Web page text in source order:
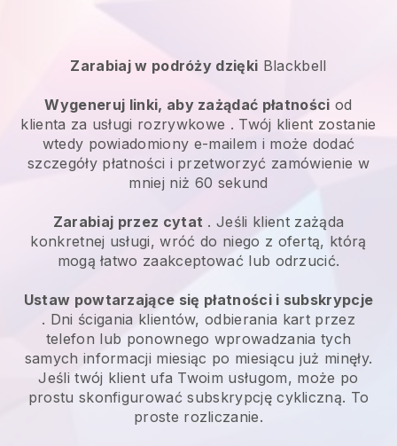
Zarabiaj w podróży dzięki Blackbell
Wygeneruj linki, aby zażądać płatności od
klienta za usługi rozrywkowe . Twój klient zostanie
wtedy powiadomiony e-mailem i może dodać
szczegóły płatności i przetworzyć zamówienie w
mniej niż 60 sekund
Zarabiaj przez cytat . Jeśli klient zażąda
konkretnej usługi, wróć do niego z ofertą, którą
mogą łatwo zaakceptować lub odrzucić.
Ustaw powtarzające się płatności i subskrypcje
. Dni ścigania klientów, odbierania kart przez
telefon lub ponownego wprowadzania tych
samych informacji miesiąc po miesiącu już minęły.
Jeśli twój klient ufa Twoim usługom, może po
prostu skonfigurować subskrypcję cykliczną. To
proste rozliczanie.